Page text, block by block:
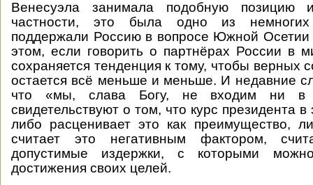
Венесуэла занимала подобную
частности, это была одно из
поддержали Россию в вопросе Южной
этом, если говорить о партнёрах России в
сохраняется тенденция к тому, чтобы верных
остается всё меньше и меньше. И недавние
что «мы, слава Богу, не входим ни в
свидетельствуют о том, что курс президента
либо расценивает это как преимущество,
считает это негативным фактором,
допустимые издержки, с которыми
достижения своих целей.